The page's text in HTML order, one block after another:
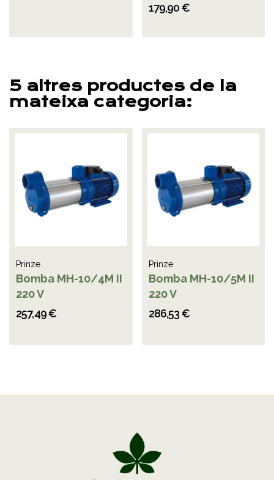
179,90 €
5 altres productes de la
mateixa categoria:
Prinze
Bomba MH-10/4M II
220 V
257,49 €
Prinze
Bomba MH-10/5M II
220 V
286,53 €